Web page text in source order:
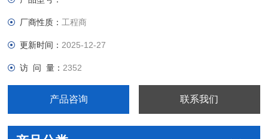
厂商性质： 工程商
更新时间： 2025-12-27
访 问 量： 2352
产品咨询 联系我们